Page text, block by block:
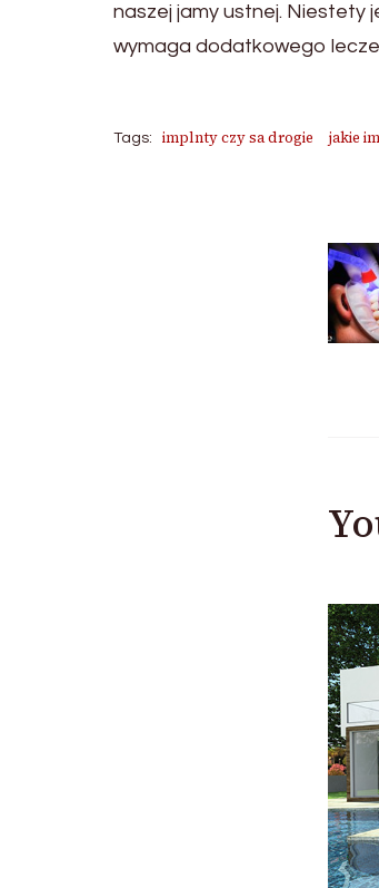
naszej jamy ustnej. Niestety
wymaga dodatkowego
Tags: implnty czy sa drogie jakie